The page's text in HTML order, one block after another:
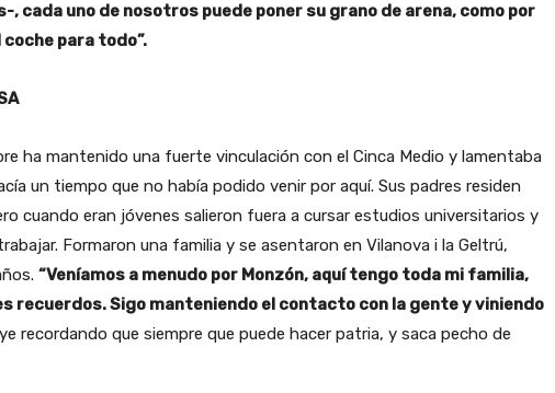
cada uno de nosotros puede poner su grano de arena, como por
para todo”.
ha mantenido una fuerte vinculación con el Cinca Medio y lamentaba
un tiempo que no había podido venir por aquí. Sus padres residen
cuando eran jóvenes salieron fuera a cursar estudios universitarios y
Formaron una familia y se asentaron en Vilanova i la Geltrú,
“Veníamos a menudo por Monzón, aquí tengo toda mi familia,
recuerdos. Sigo manteniendo el contacto con la gente y viniendo
recordando que siempre que puede hacer patria, y saca pecho de